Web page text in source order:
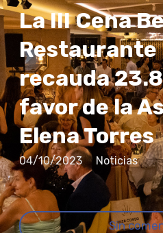
La III Cena
Restaurante
recauda
favor de la
Elena Torres
04/10/2023 Noticias
Sin